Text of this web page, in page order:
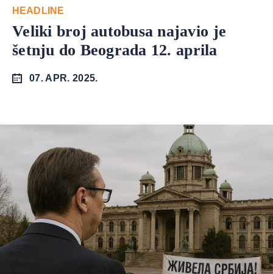
HEADLINE
Veliki broj autobusa najavio je
šetnju do Beograda 12. aprila
07. APR. 2025.